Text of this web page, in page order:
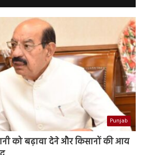
Punjab
को बढ़ावा देने और किसानों की आय